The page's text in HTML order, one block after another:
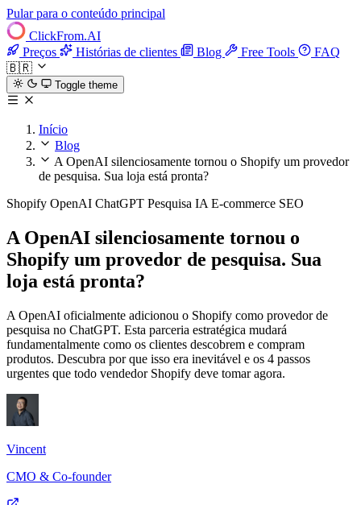
Pular para o conteúdo principal
ClickFrom.AI
Preços
Histórias de clientes Blog Free Tools
FAQ
🇧🇷
Toggle theme
Início
Blog
A OpenAI silenciosamente tornou o Shopify um provedor
de pesquisa. Sua loja está pronta?
Shopify OpenAI ChatGPT Pesquisa IA E-commerce SEO
A OpenAI silenciosamente tornou o
Shopify um provedor de pesquisa. Sua
loja está pronta?
A OpenAI oficialmente adicionou o Shopify como provedor de
pesquisa no ChatGPT. Esta parceria estratégica mudará
fundamentalmente como os clientes descobrem e compram
produtos. Descubra por que isso era inevitável e os 4 passos
urgentes que todo vendedor Shopify deve tomar agora.
Vincent
CMO & Co-founder